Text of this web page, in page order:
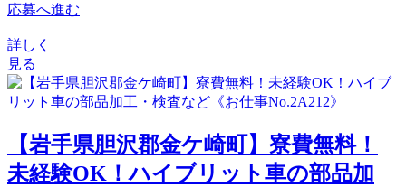
応募へ進む
詳しく
見る
【岩手県胆沢郡金ケ崎町】寮費無料！
未経験OK！ハイブリット車の部品加